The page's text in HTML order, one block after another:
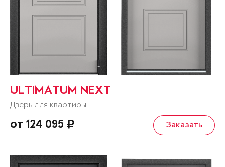
ULTIMATUM NEXT
Дверь для квартиры
от 124 095 Заказать